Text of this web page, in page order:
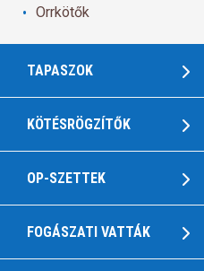
Orrkötők
TAPASZOK
KÖTÉSRÖGZÍTŐK
OP-SZETTEK
FOGÁSZATI VATTÁK